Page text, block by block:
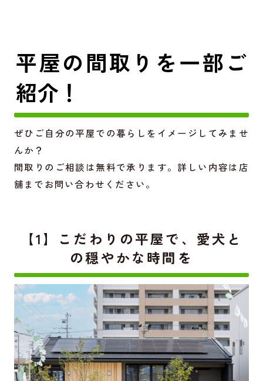
平屋の間取りを一部ご
紹介！
ぜひご自分の平屋での暮らしをイメージしてみませ
んか？
間取りのご相談は無料で承ります。詳しい内容は店
舗までお問い合わせください。
【1】こだわりの平屋で、愛犬と
の穏やかな時間を